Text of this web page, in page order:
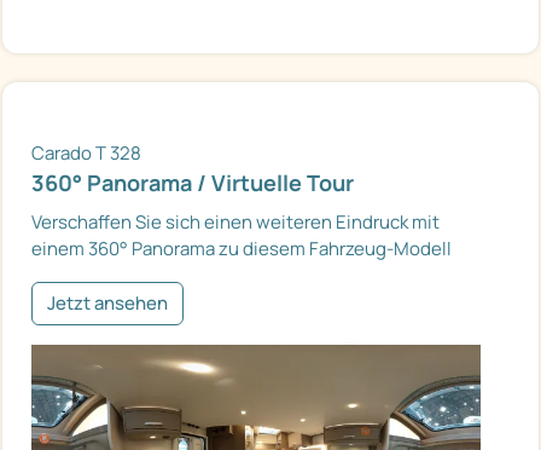
Carado T 328
360° Panorama / Virtuelle Tour
Verschaffen Sie sich einen weiteren Eindruck mit
einem 360° Panorama zu diesem Fahrzeug-Modell
Jetzt ansehen